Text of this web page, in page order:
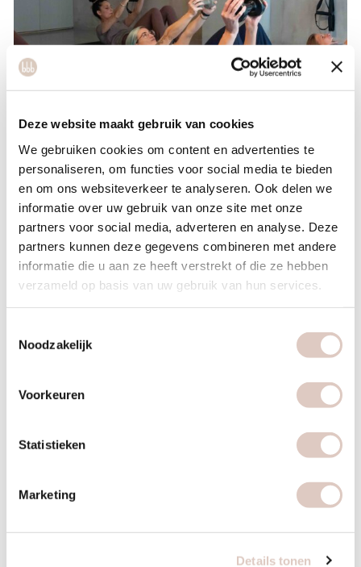
Deze website maakt gebruik van cookies
We gebruiken cookies om content en advertenties te
personaliseren, om functies voor social media te bieden
en om ons websiteverkeer te analyseren. Ook delen we
informatie over uw gebruik van onze site met onze
partners voor social media, adverteren en analyse. Deze
partners kunnen deze gegevens combineren met andere
informatie die u aan ze heeft verstrekt of die ze hebben
verzameld op basis van uw gebruik van hun services.
Noodzakelijk
Voorkeuren
Statistieken
Marketing
Details tonen
bbb health boutique Utrecht